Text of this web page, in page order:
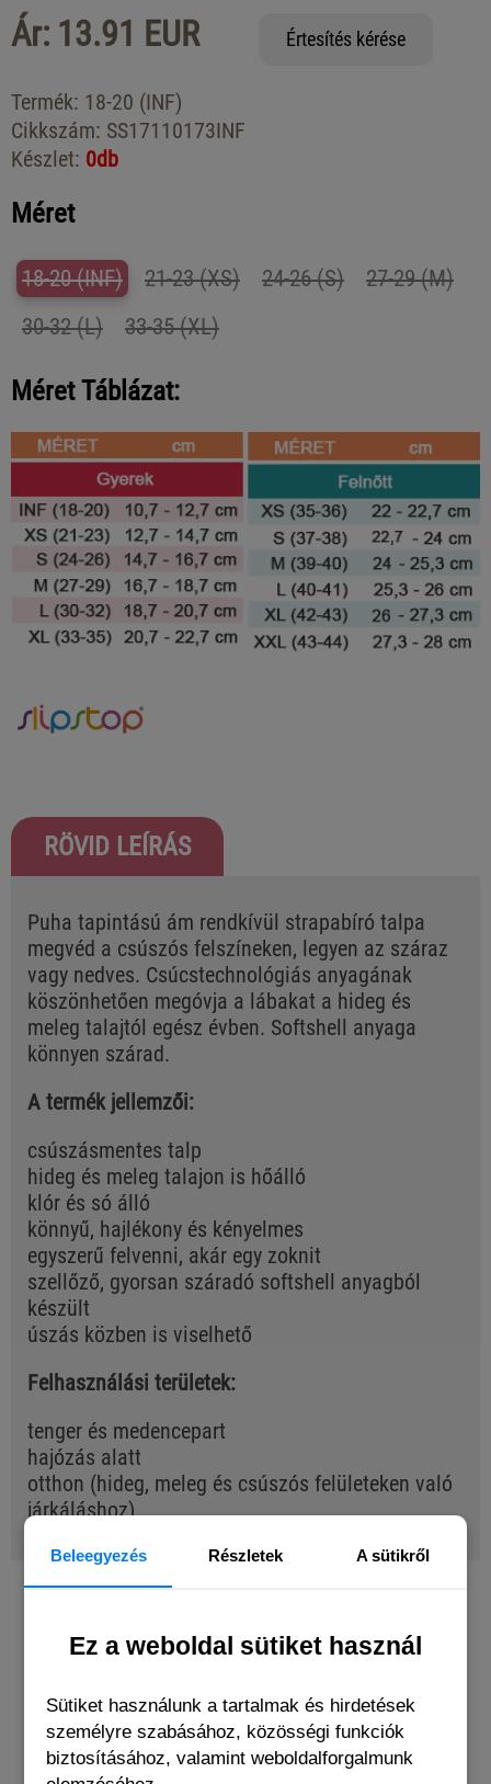
Beleegyezés Részletek A sütikről
Ez a weboldal sütiket használ
Sütiket használunk a tartalmak és hirdetések
személyre szabásához, közösségi funkciók
biztosításához, valamint weboldalforgalmunk
Ár: 13.91 EUR Értesítés kérése
Termék: 18-20 (INF)
Cikkszám: SS17110173INF
Készlet: 0db
Méret
18-20 (INF) 21-23 (XS) 24-26 (S)
27-29 (M)
30-32 (L)
33-35 (XL)
Méret Táblázat:
RÖVID LEÍRÁS
Puha tapintású ám rendkívül strapabíró talpa
megvéd a csúszós felszíneken, legyen az száraz
vagy nedves. Csúcstechnológiás anyagának
köszönhetően megóvja a lábakat a hideg és
meleg talajtól egész évben. Softshell anyaga
könnyen szárad.
A termék jellemzői:
csúszásmentes talp
hideg és meleg talajon is hőálló
klór és só álló
könnyű, hajlékony és kényelmes
egyszerű felvenni, akár egy zoknit
szellőző, gyorsan száradó softshell anyagból
készült
úszás közben is viselhető
Felhasználási területek:
tenger és medencepart
hajózás alatt
otthon (hideg, meleg és csúszós felületeken való
járkáláshoz)
BUYERS OF THIS PRODUCT ALSO
BOUGHT THE FOLLOWING ITEMS